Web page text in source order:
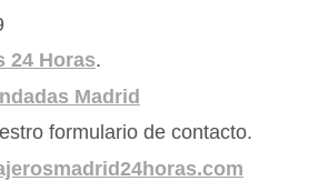
24 Horas.
Madrid
formulario de contacto.